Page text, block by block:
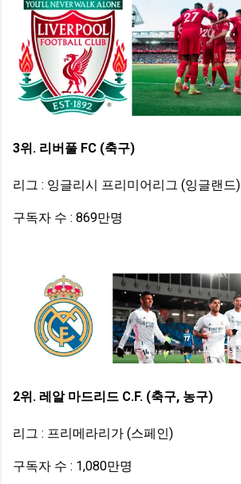
3위. 리버풀 FC (축구)
리그 : 잉글리시 프리미어리그 (잉글랜드)
구독자 수 : 869만명
2위. 레알 마드리드 C.F. (축구, 농구)
리그 : 프리메라리가 (스페인)
구독자 수 : 1,080만명